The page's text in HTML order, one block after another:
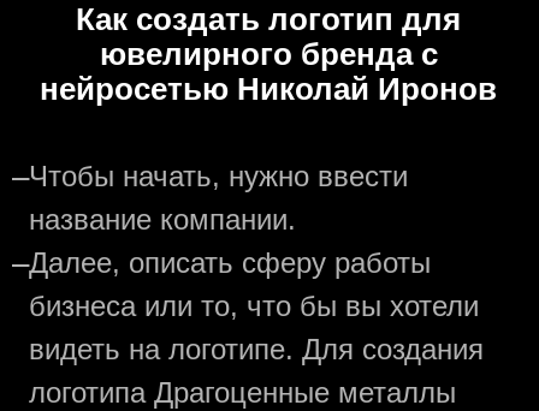
Как создать логотип для
ювелирного бренда с
нейросетью Николай Иронов
—Чтобы начать, нужно ввести
название компании.
—Далее, описать сферу работы
бизнеса или то, что бы вы хотели
видеть на логотипе. Для создания
логотипа Драгоценные металлы